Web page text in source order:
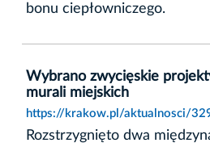
bonu ciepłowniczego.
Wybrano zwycięskie
murali miejskich
https://krakow.pl/aktualnosci/
Rozstrzygnięto dwa